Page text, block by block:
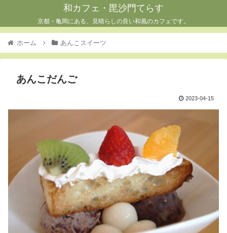
和カフェ・毘沙門てらす
京都・亀岡にある、見晴らしの良い和風のカフェです。
ホーム あんこスイーツ
あんこだんご
2023-04-15